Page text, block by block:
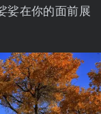
娑在你的面前展